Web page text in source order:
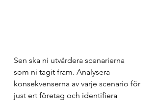
Sen ska ni utvärdera scenarierna
som ni tagit fram. Analysera
konsekvenserna av varje scenario för
just ert företag och identifiera